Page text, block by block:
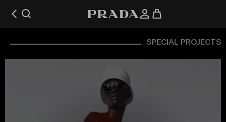
SPECIAL PROJECTS